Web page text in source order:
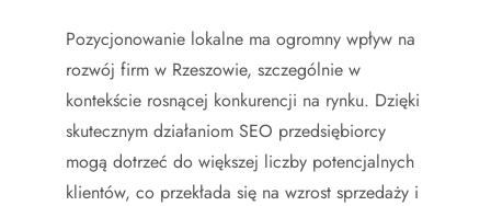
Pozycjonowanie lokalne ma ogromny wpływ na
rozwój firm w Rzeszowie, szczególnie w
kontekście rosnącej konkurencji na rynku. Dzięki
skutecznym działaniom SEO przedsiębiorcy
mogą dotrzeć do większej liczby potencjalnych
klientów, co przekłada się na wzrost sprzedaży i